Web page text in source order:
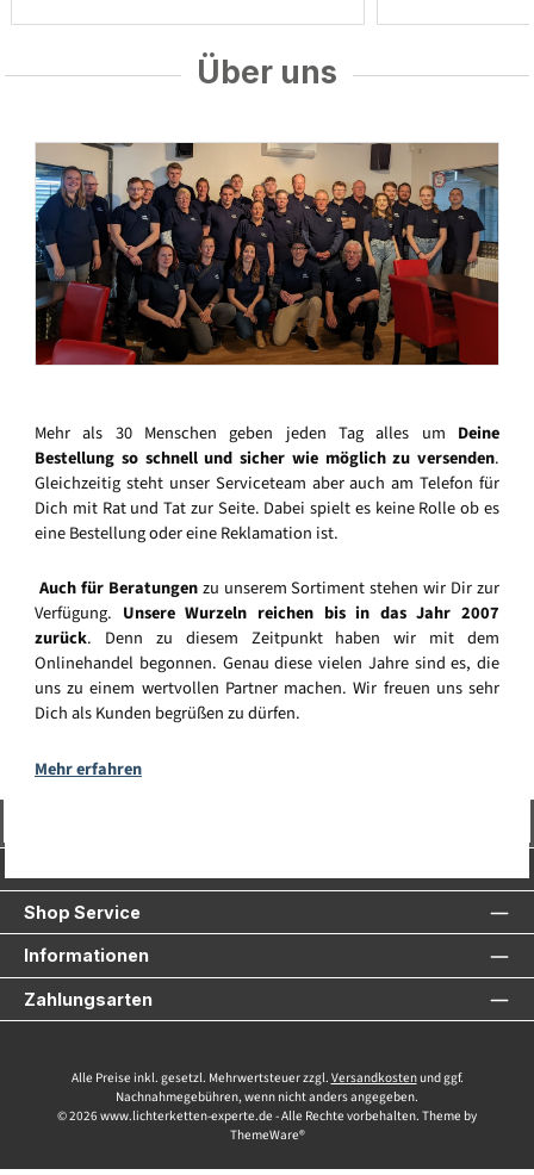
Über uns
Mehr als 30 Menschen geben jeden Tag alles um Deine
Bestellung so schnell und sicher wie möglich zu versenden.
Gleichzeitig steht unser Serviceteam aber auch am Telefon für
Dich mit Rat und Tat zur Seite. Dabei spielt es keine Rolle ob es
eine Bestellung oder eine Reklamation ist.
Auch für Beratungenzu unserem Sortiment stehen wir Dir zur
Verfügung. Unsere Wurzeln reichen bis in das Jahr 2007
zurück. Denn zu diesem Zeitpunkt haben wir mit dem
Onlinehandel begonnen. Genau diese vielen Jahre sind es, die
uns zu einem wertvollen Partner machen. Wir freuen uns sehr
Dich als Kunden begrüßen zu dürfen.
Mehr erfahren
Shop Service
Informationen
Zahlungsarten
Alle Preise inkl. gesetzl. Mehrwertsteuer zzgl. Versandkostenund ggf.
Nachnahmegebühren, wenn nicht anders angegeben.
© 2026 www.lichterketten-experte.de - Alle Rechte vorbehalten. Theme by
ThemeWare®